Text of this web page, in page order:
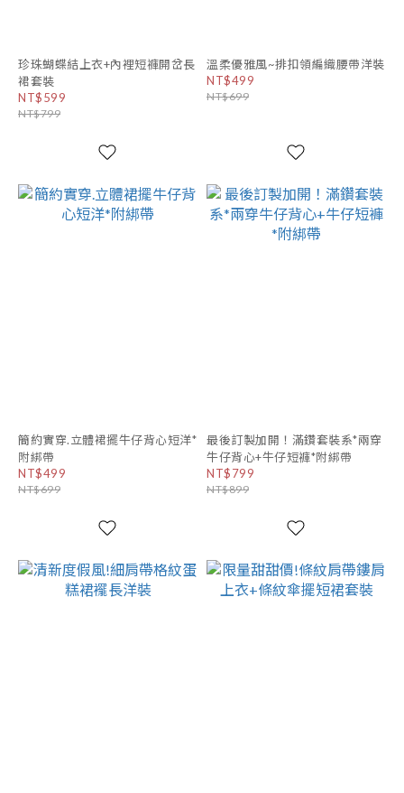
珍珠蝴蝶結上衣+內裡短褲開岔長
裙套裝
NT$599
NT$799
溫柔優雅風~排扣領編織腰帶洋裝
NT$499
NT$699
簡約實穿.立體裙擺牛仔背心短洋*
附綁帶
NT$499
NT$699
最後訂製加開！滿鑽套裝系*兩穿
牛仔背心+牛仔短褲*附綁帶
NT$799
NT$899